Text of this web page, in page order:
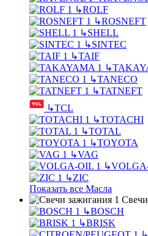
↳ROLF
↳ROSNEFT
↳SHELL
↳SINTEC
↳TAIF
↳
↳TANECO
↳TATNEFT
↳TCL
↳TOTACHI
↳TOTAL
↳TOYOTA
↳VAG
↳
↳ZIC
Показать все Масла
↳BOSCH
↳BRISK